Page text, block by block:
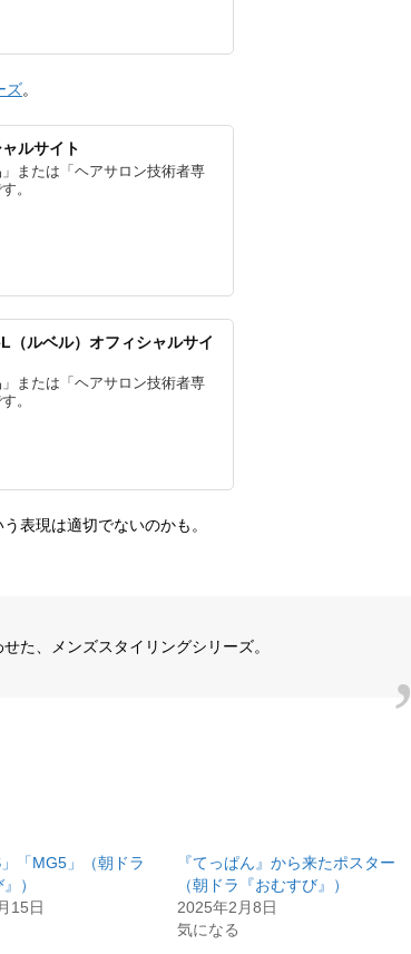
ズ。
ルサイト
または「ヘアサロン技術者専
。
（ルベル）オフィシャルサイ
または「ヘアサロン技術者専
。
表現は適切でないのかも。
た、メンズスタイリングシリーズ。
」「MG5」（朝ドラ
）
15日
『てっぱん』から来たポスター
（朝ドラ『おむすび』）
2025年2月8日
気になる